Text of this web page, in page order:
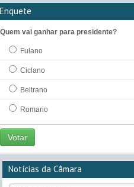
Enquete
Quem vai ganhar para presidente?
Fulano
Ciclano
Beltrano
Romario
Votar
Notícias da Câmara